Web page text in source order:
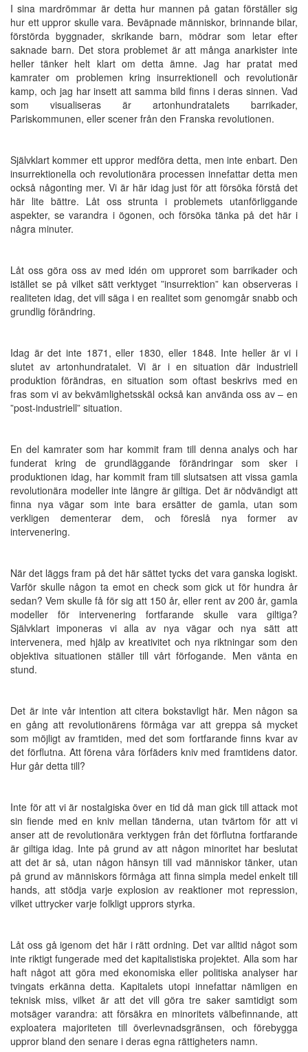
I sina mardrömmar är detta hur mannen på gatan förställer sig
hur ett uppror skulle vara. Beväpnade människor, brinnande bilar,
förstörda byggnader, skrikande barn, mödrar som letar efter
saknade barn. Det stora problemet är att många anarkister inte
heller tänker helt klart om detta ämne. Jag har pratat med
kamrater om problemen kring insurrektionell och revolutionär
kamp, och jag har insett att samma bild finns i deras sinnen. Vad
som visualiseras är artonhundratalets barrikader,
Pariskommunen, eller scener från den Franska revolutionen.
Självklart kommer ett uppror medföra detta, men inte enbart. Den
insurrektionella och revolutionära processen innefattar detta men
också någonting mer. Vi är här idag just för att försöka förstå det
här lite bättre. Låt oss strunta i problemets utanförliggande
aspekter, se varandra i ögonen, och försöka tänka på det här i
några minuter.
Låt oss göra oss av med idén om upproret som barrikader och
istället se på vilket sätt verktyget ”insurrektion” kan observeras i
realiteten idag, det vill säga i en realitet som genomgår snabb och
grundlig förändring.
Idag är det inte 1871, eller 1830, eller 1848. Inte heller är vi i
slutet av artonhundratalet. Vi är i en situation där industriell
produktion förändras, en situation som oftast beskrivs med en
fras som vi av bekvämlighetsskäl också kan använda oss av – en
”post-industriell” situation.
En del kamrater som har kommit fram till denna analys och har
funderat kring de grundläggande förändringar som sker i
produktionen idag, har kommit fram till slutsatsen att vissa gamla
revolutionära modeller inte längre är giltiga. Det är nödvändigt att
finna nya vägar som inte bara ersätter de gamla, utan som
verkligen dementerar dem, och föreslå nya former av
intervenering.
När det läggs fram på det här sättet tycks det vara ganska logiskt.
Varför skulle någon ta emot en check som gick ut för hundra år
sedan? Vem skulle få för sig att 150 år, eller rent av 200 år, gamla
modeller för intervenering fortfarande skulle vara giltiga?
Självklart imponeras vi alla av nya vägar och nya sätt att
intervenera, med hjälp av kreativitet och nya riktningar som den
objektiva situationen ställer till vårt förfogande. Men vänta en
stund.
Det är inte vår intention att citera bokstavligt här. Men någon sa
en gång att revolutionärens förmåga var att greppa så mycket
som möjligt av framtiden, med det som fortfarande finns kvar av
det förflutna. Att förena våra förfäders kniv med framtidens dator.
Hur går detta till?
Inte för att vi är nostalgiska över en tid då man gick till attack mot
sin fiende med en kniv mellan tänderna, utan tvärtom för att vi
anser att de revolutionära verktygen från det förflutna fortfarande
är giltiga idag. Inte på grund av att någon minoritet har beslutat
att det är så, utan någon hänsyn till vad människor tänker, utan
på grund av människors förmåga att finna simpla medel enkelt till
hands, att stödja varje explosion av reaktioner mot repression,
vilket uttrycker varje folkligt upprors styrka.
Låt oss gå igenom det här i rätt ordning. Det var alltid något som
inte riktigt fungerade med det kapitalistiska projektet. Alla som har
haft något att göra med ekonomiska eller politiska analyser har
tvingats erkänna detta. Kapitalets utopi innefattar nämligen en
teknisk miss, vilket är att det vill göra tre saker samtidigt som
motsäger varandra: att försäkra en minoritets välbefinnande, att
exploatera majoriteten till överlevnadsgränsen, och förebygga
uppror bland den senare i deras egna rättigheters namn.